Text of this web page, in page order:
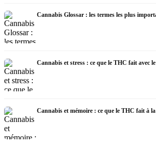
Cannabis Glossar : les termes les plus
Cannabis et stress : ce que le THC fait avec
Cannabis et mémoire : ce que le THC fait à